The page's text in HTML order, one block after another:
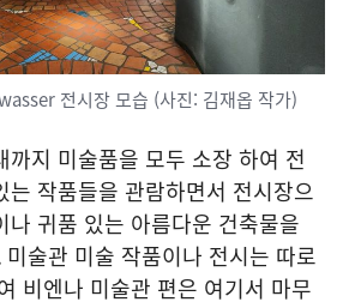
전시장 모습 (사진: 김재옵 작가)
까지 미술품을 모두 소장 하여 전
는 작품들을 관람하면서 전시장으
나 귀품 있는 아름다운 건축물을
미술관 미술 작품이나 전시는 따로
비엔나 미술관 편은 여기서 마무